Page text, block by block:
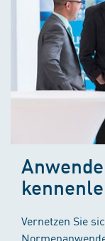
Vernetzen Sie